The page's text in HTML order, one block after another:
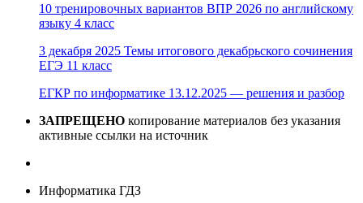
10 тренировочных вариантов ВПР 2026 по английскому
языку 4 класс
3 декабря 2025 Темы итогового декабрьского сочинения
ЕГЭ 11 класс
ЕГКР по информатике 13.12.2025 — решения и разбор
ЗАПРЕЩЕНО копирование материалов без указания
активные ссылки на источник
Информатика ГДЗ